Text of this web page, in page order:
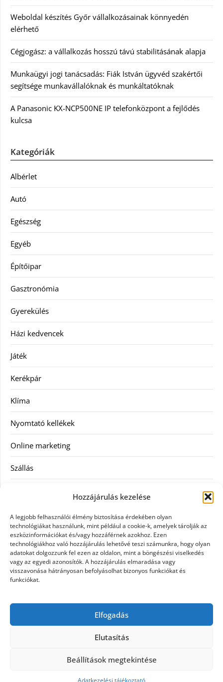
Hozzájárulás kezelése
A legjobb felhasználói élmény biztosítása érdekében olyan
technológiákat használunk, mint például a cookie-k, amelyek tárolják az
eszközinformációkat és/vagy hozzáférnek azokhoz. Ezen
technológiákhoz való hozzájárulás lehetővé teszi számunkra, hogy olyan
adatokat dolgozzunk fel ezen az oldalon, mint a böngészési viselkedés
vagy az egyedi azonosítók. A hozzájárulás elmaradása vagy
visszavonása hátrányosan befolyásolhat bizonyos funkciókat és
funkciókat.
Elfogadás
Elutasítás
Beállítások megtekintése
Adatkezelési tájékoztató
Weboldal készítés Győr vállalkozásainak könnyedén
elérhető
Cégjogász: a vállalkozás hosszú távú stabilitásának alapja
Munkaügyi jogi tanácsadás: Fiák István ügyvéd szakértői
segítsége munkavállalóknak és munkáltatóknak
A Panasonic KX-NCP500NE IP telefonközpont a fejlődés
kulcsa
Kategóriák
Albérlet
Autó
Egészség
Egyéb
Építőipar
Gasztronómia
Gyerekülés
Házi kedvencek
Játék
Kerékpár
Klíma
Nyomtató kellékek
Online marketing
Szállás
Szellőztető
Szolgáltatás
Táskák
Utazás
Vásárlás
Webáruházak
WordPress Theme